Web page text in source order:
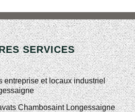
SERVICES
entreprise et locaux industriel
Chambosaint Longessaigne